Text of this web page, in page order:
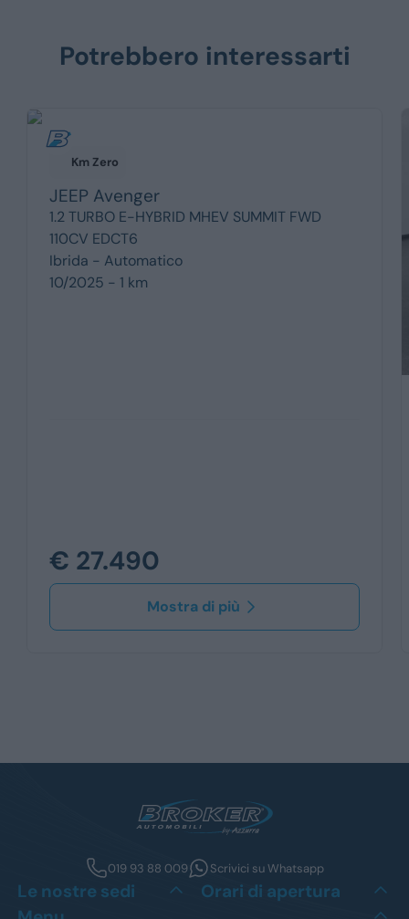
Potrebbero interessarti
Km Zero
JEEP Avenger
1.2 TURBO E-HYBRID MHEV SUMMIT FWD
110CV EDCT6
Ibrida - Automatico
10/2025 - 1 km
€ 27.490
Mostra di più
019 93 88 009 Scrivici su Whatsapp
Le nostre sedi
Orari di apertura